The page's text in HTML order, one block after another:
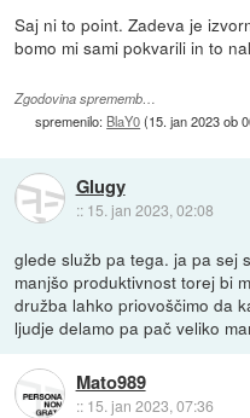
Saj ni to point. Zadeva je
bomo mi sami pokvarili in to
Zgodovina sprememb…
spremenilo: BlaY0(15. jan 2023 ob
Glugy
:: 15. jan 2023, 02:08
glede služb pa tega. ja pa sej
manjšo produktivnost torej bi
družba lahko priovoščimo da
ljudje delamo pa pač veliko
Mato989
:: 15. jan 2023, 07:36